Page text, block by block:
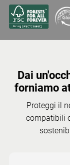
Dai
forniamo
Proteggi il
compatibili